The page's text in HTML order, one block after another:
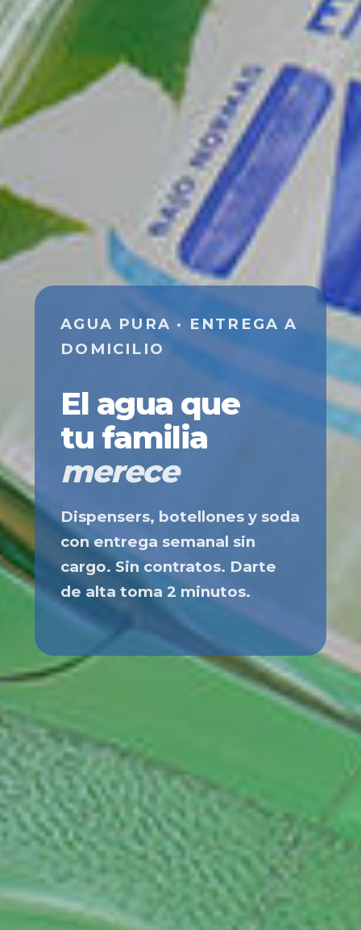
AGUA PURA · ENTREGA A
DOMICILIO
El agua que
tu familia
merece
Dispensers, botellones y soda
con entrega semanal sin
cargo. Sin contratos. Darte
de alta toma 2 minutos.